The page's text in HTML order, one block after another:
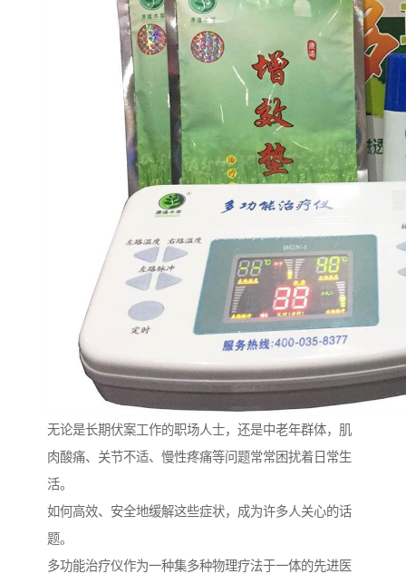
无论是长期伏案工作的职场人士，还是中老年群体，肌
肉酸痛、关节不适、慢性疼痛等问题常常困扰着日常生
活。
如何高效、安全地缓解这些症状，成为许多人关心的话
题。
多功能治疗仪作为一种集多种物理疗法于一体的先进医